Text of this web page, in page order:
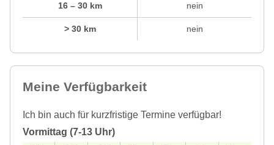
16 – 30 km
> 30 km
nein
nein
Meine Verfügbarkeit
Ich bin auch für kurzfristige Termine verfügbar!
Vormittag (7-13 Uhr)